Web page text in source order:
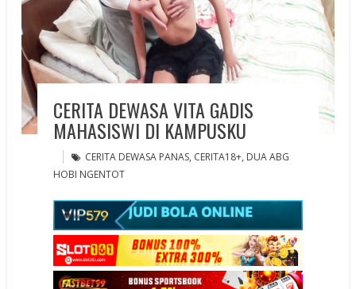
CERITA DEWASA VITA GADIS
MAHASISWI DI KAMPUSKU
CERITA DEWASA PANAS, CERITA18+, DUA ABG
HOBI NGENTOT